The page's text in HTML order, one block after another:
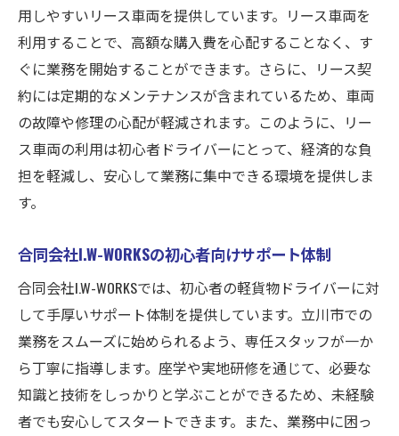
用しやすいリース車両を提供しています。リース車両を
利用することで、高額な購入費を心配することなく、す
ぐに業務を開始することができます。さらに、リース契
約には定期的なメンテナンスが含まれているため、車両
の故障や修理の心配が軽減されます。このように、リー
ス車両の利用は初心者ドライバーにとって、経済的な負
担を軽減し、安心して業務に集中できる環境を提供しま
す。
合同会社I.W-WORKSの初心者向けサポート体制
合同会社I.W-WORKSでは、初心者の軽貨物ドライバーに対
して手厚いサポート体制を提供しています。立川市での
業務をスムーズに始められるよう、専任スタッフが一か
ら丁寧に指導します。座学や実地研修を通じて、必要な
知識と技術をしっかりと学ぶことができるため、未経験
者でも安心してスタートできます。また、業務中に困っ